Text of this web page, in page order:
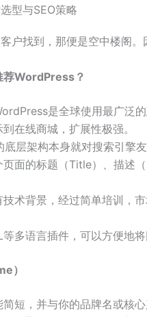
型与SEO策略
户找到，那便是空中楼阁
荐WordPress？
是全球使用最广泛
在线商城，扩展性极强。
底层架构本身就对搜索引擎
页面的标题（Title）、描述
技术背景，经过简单培训，
等多语言插件，可以方便地
）
简短，并与你的品牌名或核心